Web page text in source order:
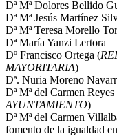
Dª Mª Dolores Bellido
Dª Mª Jesús Martínez
Dª Mª Teresa Morello
Dª María Yanzi Lertora
Dº Francisco Ortega (
MAYORITARIA)
Dª. Nuria Moreno
Dª Mª del Carmen
AYUNTAMIENTO)
Dª Mª del Carmen
fomento de la igualdad